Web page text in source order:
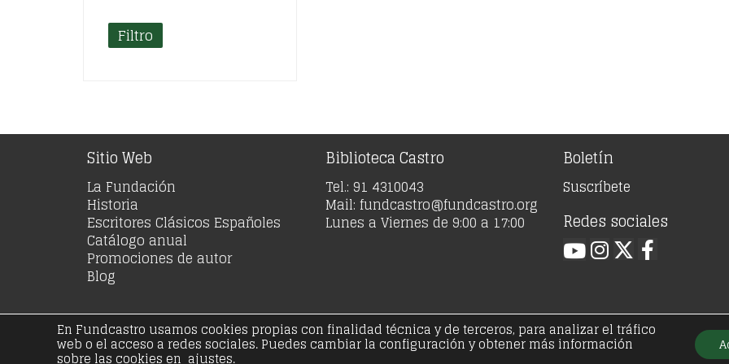
Filtro
Sitio Web
La Fundación
Historia
Escritores Clásicos Españoles
Catálogo anual
Promociones de autor
Blog
Biblioteca Castro
Tel.: 91 4310043
Mail: fundcastro@fundcastro.org
Lunes a Viernes de 9:00 a 17:00
Boletín
Suscríbete
Redes sociales
© Copyright 2021 - Fundación José Antonio de Castro - Todos los
Aviso legal Política de privacidad Condiciones
En Fundcastro usamos cookies propias con finalidad técnica y de terceros, para analizar el tráfico
web o el acceso a redes sociales. Puedes cambiar la configuración y obtener más información
sobre las cookies en ajustes.